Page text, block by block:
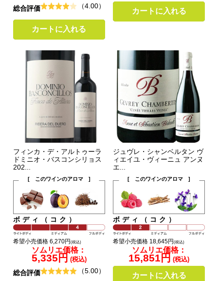
総合評価 （4.00）
カートに入れる
カートに入れる
フィンカ・デ・アルトゥーラ
ドミニオ・バスコンシリョス
202...
[ このワインのアロマ ]
ボディ（コク）
希望小売価格 6,270円(税込)
ソムリエ価格：
5,335円 (税込)
総合評価 （5.00）
ジュヴレ・シャンベルタン ヴ
ィエイユ・ヴィーニュ アンヌ
エ...
[ このワインのアロマ ]
ボディ（コク）
希望小売価格 18,645円(税込)
ソムリエ価格：
15,851円 (税込)
カートに入れる